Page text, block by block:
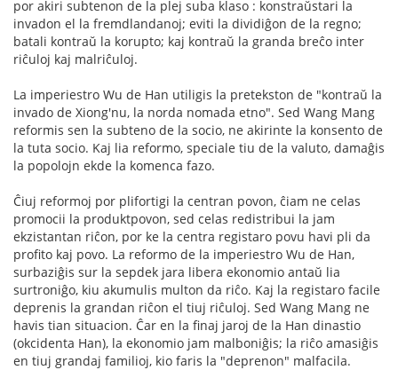
por akiri subtenon de la plej suba klaso : konstraŭstari la
invadon el la fremdlandanoj; eviti la dividiĝon de la regno;
batali kontraŭ la korupto; kaj kontraŭ la granda breĉo inter
riĉuloj kaj malriĉuloj.
La imperiestro Wu de Han utiligis la pretekston de "kontraŭ la
invado de Xiong'nu, la norda nomada etno". Sed Wang Mang
reformis sen la subteno de la socio, ne akirinte la konsento de
la tuta socio. Kaj lia reformo, speciale tiu de la valuto, damaĝis
la popolojn ekde la komenca fazo.
Ĉiuj reformoj por plifortigi la centran povon, ĉiam ne celas
promocii la produktpovon, sed celas redistribui la jam
ekzistantan riĉon, por ke la centra registaro povu havi pli da
profito kaj povo. La reformo de la imperiestro Wu de Han,
surbaziĝis sur la sepdek jara libera ekonomio antaŭ lia
surtroniĝo, kiu akumulis multon da riĉo. Kaj la registaro facile
deprenis la grandan riĉon el tiuj riĉuloj. Sed Wang Mang ne
havis tian situacion. Ĉar en la finaj jaroj de la Han dinastio
(okcidenta Han), la ekonomio jam malboniĝis; la riĉo amasiĝis
en tiuj grandaj familioj, kio faris la "deprenon" malfacila.